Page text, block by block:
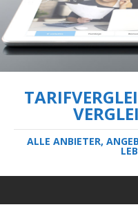
ALLE ANBIETER,